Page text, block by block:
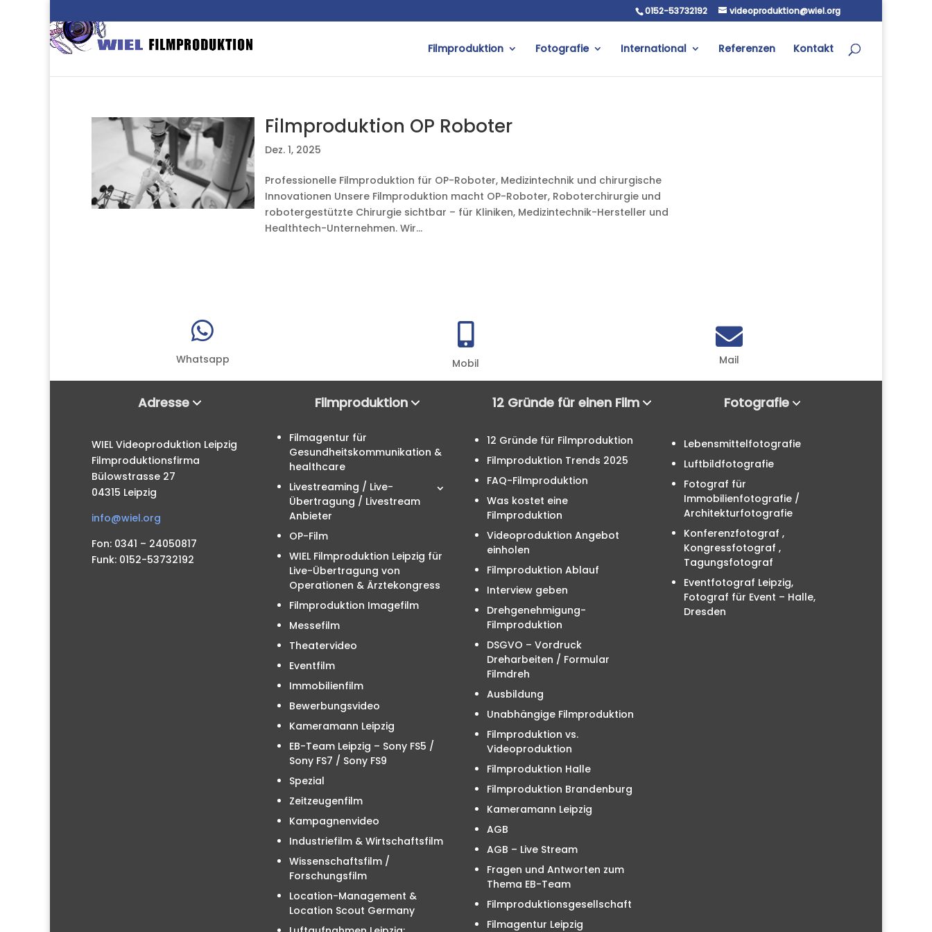
0152-53732192 videoproduktion@wiel.org
Filmproduktion Fotografie International Referenzen Kontakt
Filmproduktion OP Roboter
Dez. 1, 2025
Professionelle Filmproduktion für OP-Roboter, Medizintechnik und chirurgische
Innovationen Unsere Filmproduktion macht OP-Roboter, Roboterchirurgie und
robotergestützte Chirurgie sichtbar – für Kliniken, Medizintechnik-Hersteller und
Healthtech-Unternehmen. Wir...

Whatsapp

Mobil

Mail
Adresse
WIEL Videoproduktion Leipzig
Filmproduktionsfirma
Bülowstrasse 27
04315 Leipzig
info@wiel.org
Fon: 0341 – 24050817
Funk: 0152-53732192
Filmproduktion
Filmagentur für
Gesundheitskommunikation &
healthcare
Livestreaming / Live-
Übertragung / Livestream
Anbieter
OP-Film
WIEL Filmproduktion Leipzig für
Live-Übertragung von
Operationen & Ärztekongress
Filmproduktion Imagefilm
Messefilm
Theatervideo
Eventfilm
Immobilienfilm
Bewerbungsvideo
Kameramann Leipzig
EB-Team Leipzig – Sony FS5 /
Sony FS7 / Sony FS9
Spezial
Zeitzeugenfilm
Kampagnenvideo
Industriefilm & Wirtschaftsfilm
Wissenschaftsfilm /
Forschungsfilm
Location-Management &
Location Scout Germany
12 Gründe für einen Film
12 Gründe für Filmproduktion
Filmproduktion Trends 2025
FAQ-Filmproduktion
Was kostet eine
Filmproduktion
Videoproduktion Angebot
einholen
Filmproduktion Ablauf
Interview geben
Drehgenehmigung-
Filmproduktion
DSGVO – Vordruck
Dreharbeiten / Formular
Filmdreh
Ausbildung
Unabhängige Filmproduktion
Filmproduktion vs.
Videoproduktion
Filmproduktion Halle
Filmproduktion Brandenburg
Kameramann Leipzig
AGB
AGB – Live Stream
Fragen und Antworten zum
Thema EB-Team
Filmproduktionsgesellschaft
Filmagentur Leipzig
Fotografie
Lebensmittelfotografie
Luftbildfotografie
Fotograf für
Immobilienfotografie /
Architekturfotografie
Konferenzfotograf ,
Kongressfotograf ,
Tagungsfotograf
Eventfotograf Leipzig,
Fotograf für Event – Halle,
Dresden